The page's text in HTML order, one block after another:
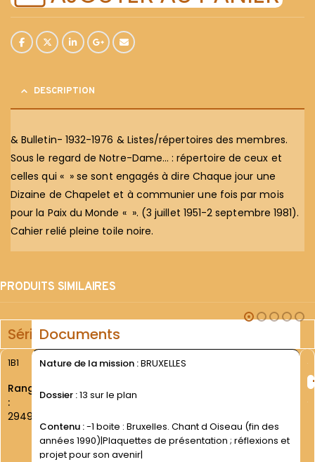
DESCRIPTION
& Bulletin- 1932-1976 & Listes/répertoires des membres.
Sous le regard de Notre-Dame… : répertoire de ceux et
celles qui « » se sont engagés à dire Chaque jour une
Dizaine de Chapelet et à communier une fois par mois
pour la Paix du Monde « ». (3 juillet 1951-2 septembre 1981).
Cahier relié pleine toile noire.
PRODUITS SIMILAIRES
SérieDocuments
1B1
Rang
:
2949
Nature de la mission :BRUXELLES
Dossier :13 sur le plan
Contenu :-1 boite : Bruxelles. Chant d Oiseau (fin des
années 1990)|Plaquettes de présentation ; réflexions et
projet pour son avenir|